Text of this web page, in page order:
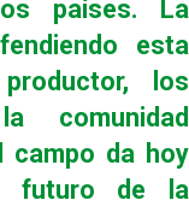
países. La
esta
los
comunidad
campo da hoy
futuro de la